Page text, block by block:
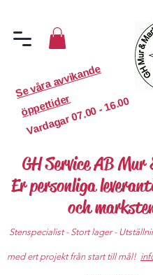
S
e
v
år
a
a
v
vi
k
a
n
d
e
ö
p
p
etti
d
er
Vardagar
07.00 - 16.00
GH Service AB
Er personliga
och
Stenspecialist - Stort lager -
med ert projekt från start till mål!